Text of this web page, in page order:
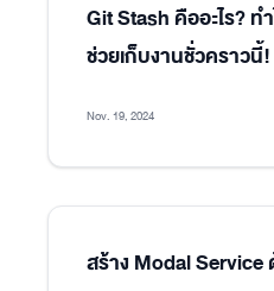
Git Stash คืออะไร?
ช่วยเก็บงานชั่วคราวนี้!
Nov. 19, 2024
สร้าง Modal Service